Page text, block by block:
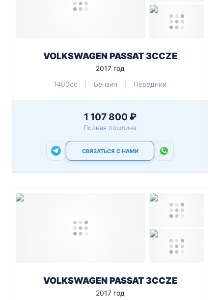
VOLKSWAGEN PASSAT 3CCZE
2017 год
1400cc
Бензин Передний
1 107 800 ₽
Полная пошлина
СВЯЗАТЬСЯ С НАМИ
VOLKSWAGEN PASSAT 3CCZE
2017 год